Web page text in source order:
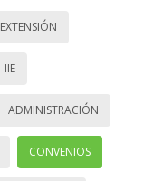
EXTENSIÓN
IIE
ADMINISTRACIÓN
CONVENIOS